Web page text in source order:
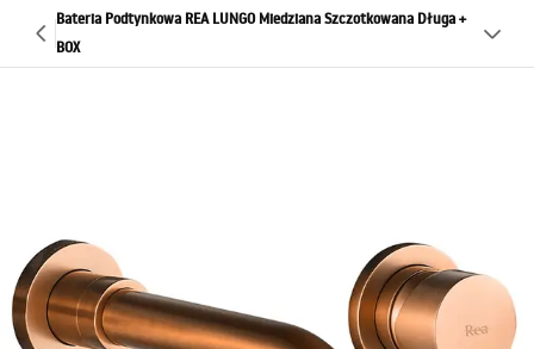
Bateria Podtynkowa REA LUNGO Miedziana Szczotkowana Długa +
BOX